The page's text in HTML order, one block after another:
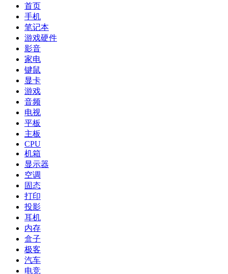
首页
手机
笔记本
游戏硬件
影音
家电
键鼠
显卡
游戏
音频
电视
平板
主板
CPU
机箱
显示器
空调
固态
打印
投影
耳机
内存
盒子
极客
汽车
电竞